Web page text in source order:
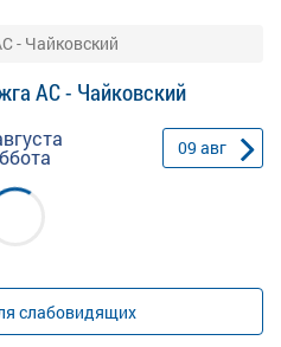
- Чайковский
АС - Чайковский
09 авг
слабовидящих